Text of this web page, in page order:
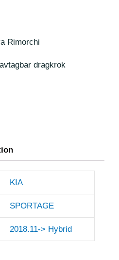
Rimorchi
dragkrok
KIA
SPORTAGE
2018.11-> Hybrid